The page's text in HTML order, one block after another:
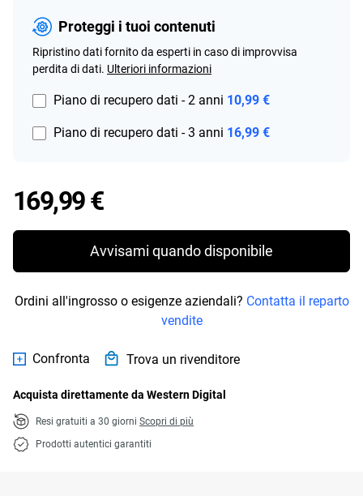
Proteggi i tuoi contenuti
Ripristino dati fornito da esperti in caso di improvvisa
perdita di dati. Ulteriori informazioni
Piano di recupero dati - 2 anni 10,99 €
Piano di recupero dati - 3 anni 16,99 €
169,99 €Price 169,99 €
Avvisami quando disponibile
Ordini all'ingrosso o esigenze aziendali? Contatta il reparto
vendite
Confronta Trova un rivenditore
Acquista direttamente da Western Digital
Resi gratuiti a 30 giorni Scopri di più
Prodotti autentici garantiti